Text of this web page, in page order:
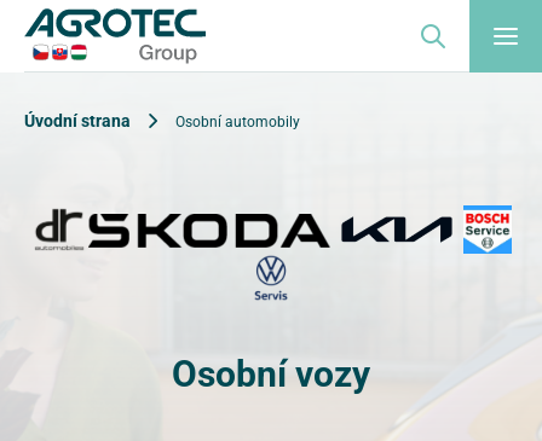
Úvodní strana Osobní automobily
Osobní vozy